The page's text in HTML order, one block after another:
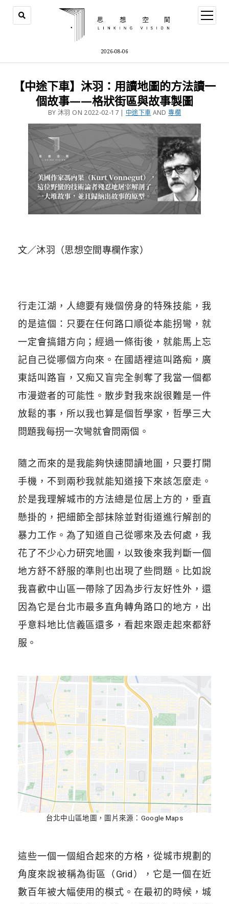
2026-08-06
【中途下車】沐羽：用讀地圖的方法讀一
個故事——格狀街區與故事製圖
BY 沐羽 ON 2022-02-17 | 中途下車 AND專欄
文／沐羽（思想空間專欄作家）
行走江湖，人總要有幾個傍身的特殊技能，我
的是這個：只要在任何路口順從本能拐彎，就
一定會搞錯方向；經過一條街後，就能馬上忘
記自己從哪個方向來。在國語裡這叫路痴，廣
東話叫路盲，又痴又盲完全剝奪了我當一個都
市漫遊者的可能性。散步對我來說很難是一件
放鬆的事，所以我也算是個哲學家，哲學三大
問題我每拐一次彎就會問兩個。
隨之而來的是我能夠快速閱讀地圖，只要打開
手機，不到兩秒我就能知道接下來該怎麼走。
於是我理解城市的方法總是位居上方的，垂直
懸掛的，把細節全部抹除並對街道進行解剖的
暴力工作。為了知道自己從哪來及去何處，我
花了不少心力研究地圖，以致後來我判斷一個
地方舒不舒服的準則也出現了些問題。比如說
我喜歡中山區一帶除了因為步行友好性外，還
因為它是台北市最多直角轉角路口的地方，出
乎意料地比信義區還多，看起來跟走起來都舒
服。
台北中山區地圖，圖片來源：Google Maps
這些一個一個組合起來的方格，從城市規劃的
角度來說被稱為街區（Grid），它是一個在近
數百年被大幅使用的模式。在最初的時候，城